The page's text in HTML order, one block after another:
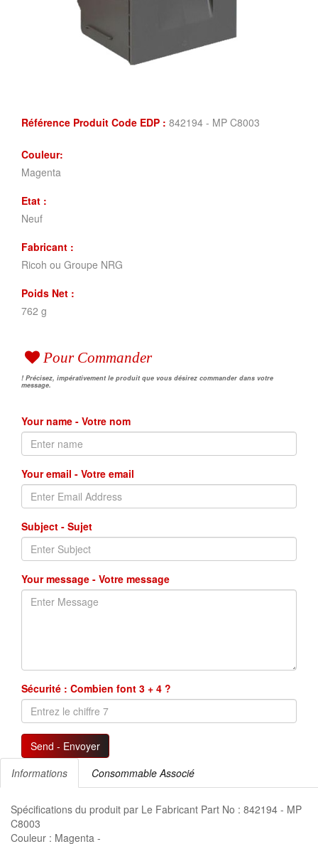
Référence Produit Code EDP : 842194 - MP C8003
Couleur:
Magenta
Etat :
Neuf
Fabricant :
Ricoh ou Groupe NRG
Poids Net :
762 g
Pour Commander
! Précisez, impérativement le produit que vous désirez commander dans votre
message.
Your name - Votre nom
Your email - Votre email
Subject - Sujet
Your message - Votre message
Sécurité : Combien font 3 + 4 ?
Send - Envoyer
Informations
Consommable Associé
Spécifications du produit par Le Fabricant Part No : 842194 - MP
C8003
Couleur : Magenta -